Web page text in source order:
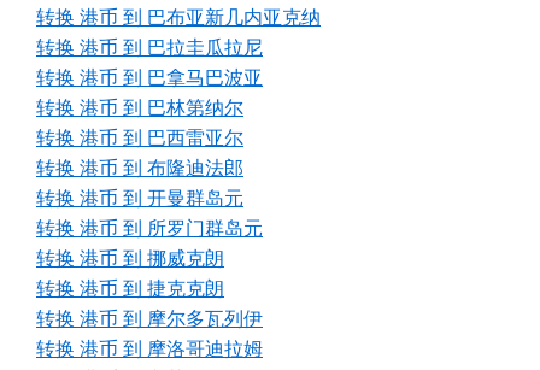
转换 港币 到 巴布亚新几内亚克纳
转换 港币 到 巴拉圭瓜拉尼
转换 港币 到 巴拿马巴波亚
转换 港币 到 巴林第纳尔
转换 港币 到 巴西雷亚尔
转换 港币 到 布隆迪法郎
转换 港币 到 开曼群岛元
转换 港币 到 所罗门群岛元
转换 港币 到 挪威克朗
转换 港币 到 捷克克朗
转换 港币 到 摩尔多瓦列伊
转换 港币 到 摩洛哥迪拉姆